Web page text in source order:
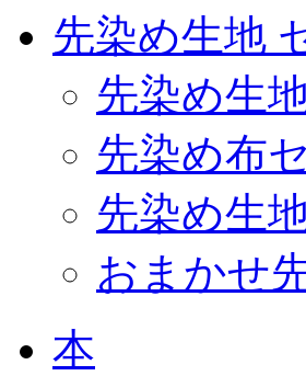
先染め生地
先染め生
先染め布
先染め生
おまかせ
本